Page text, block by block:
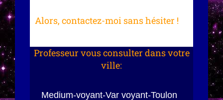
Alors, contactez-moi sans hésiter !
Professeur vous consulter dans votre
ville:
Medium-voyant-Var voyant-Toulon